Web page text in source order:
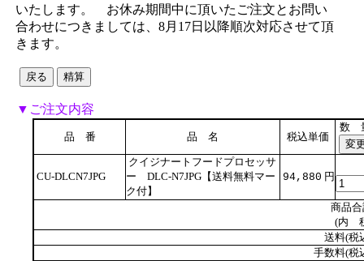
いたします。 お休み期間中に頂いたご注文とお問い
合わせにつきましては、8月17日以降順次対応させて頂
きます。
▼ご注文内容
品 番 品 名 税込単価
数
CU-DLCN7JPG
クイジナートフードプロセッサ
ー DLC-N7JPG【送料無料マー
ク付】
94,880 円
商品
(内
送料(税
手数料(税